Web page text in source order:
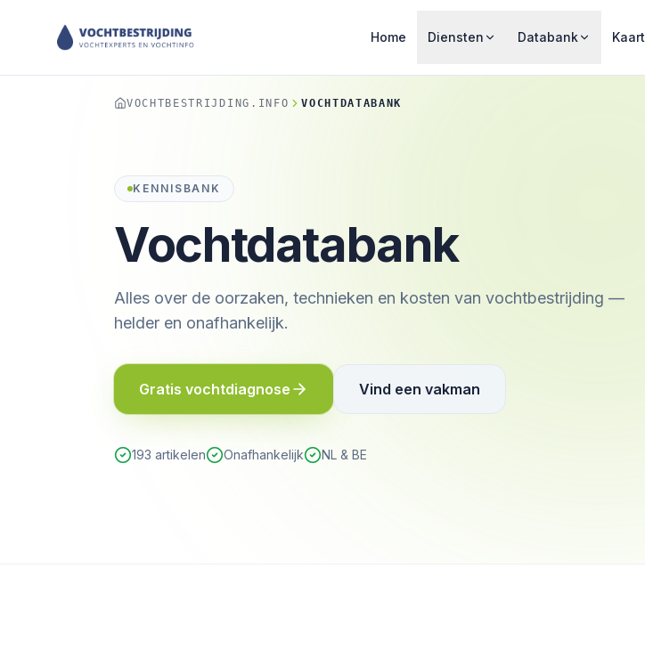
Home Diensten Databank Kaart
VOCHTBESTRIJDING.INFO VOCHTDATABANK
KENNISBANK
Vochtdatabank
Alles over de oorzaken, technieken en kosten van vochtbestrijding —
helder en onafhankelijk.
Gratis vochtdiagnose Vind een vakman
193 artikelen Onafhankelijk NL & BE